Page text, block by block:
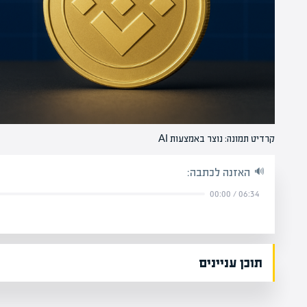
קרדיט תמונה: נוצר באמצעות AI
האזנה לכתבה:
06:34
/
00:00
תוכן עניינים